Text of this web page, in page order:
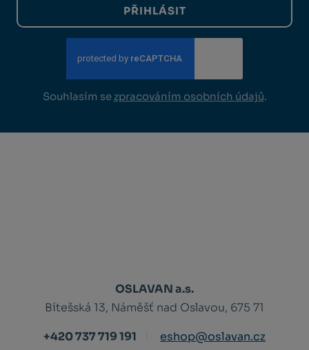
PŘIHLÁSIT
Souhlasím se zpracováním osobních údajů.
OSLAVAN a.s.
Bítešská 13, Náměšť nad Oslavou, 675 71
+420 737 719 191
eshop@oslavan.cz